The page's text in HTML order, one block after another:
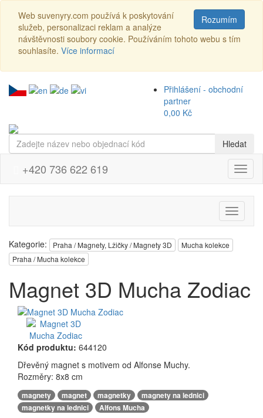
Rozumím
Web suvenyry.com používá k poskytování
služeb, personalizaci reklam a analýze
návštěvnosti soubory cookie. Používáním tohoto webu s tím
souhlasíte. Více informací
Přihlášení - obchodní
partner
0,00 Kč
Hledat
Menu
+420 736 622 619
navigaci
Kategorie:
Praha / Magnety, Lžičky / Magnety 3D
Mucha kolekce
Praha / Mucha kolekce
Magnet 3D Mucha Zodiac
Kód produktu: 644120
Dřevěný magnet s motivem od Alfonse Muchy.
Rozměry: 8x8 cm
magnety , magnet , magnetky , magnety na lednici ,
magnetky na lednici , Alfons Mucha